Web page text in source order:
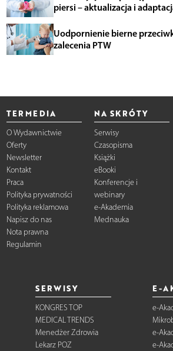
piersi – aktualizacja i
Uodpornienie bierne
zalecenia PTW
TERMEDIA
O Wydawnictwie
Oferty
Newsletter
Kontakt
Praca
Polityka prywatności
Polityka reklamowa
Napisz do nas
Nota prawna
Regulamin
NA SKRÓTY
Serwisy
Czasopisma
Książki
eBooki
Konferencje i
webinary
e-Akademia
Mednauka
SERWISY
KONGRES TOP
MEDICAL TRENDS
Menedżer Zdrowia
Lekarz POZ
E-
e-
e-
e-